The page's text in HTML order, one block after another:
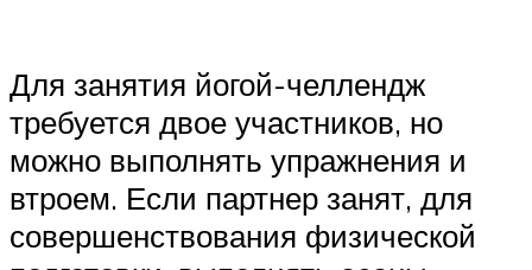
Для занятия йогой-челлендж
требуется двое участников, но
можно выполнять упражнения и
втроем. Если партнер занят, для
совершенствования физической